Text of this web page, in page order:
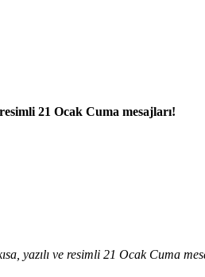
21 Ocak Cuma mesajları!
yazılı ve resimli 21 Ocak Cuma